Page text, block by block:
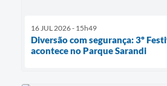
16 JUL 2026 - 15h49
Diversão com segurança: 3º
acontece no Parque Sarandi